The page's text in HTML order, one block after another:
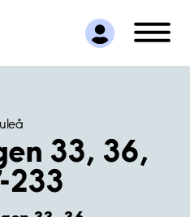
33, 36,
233